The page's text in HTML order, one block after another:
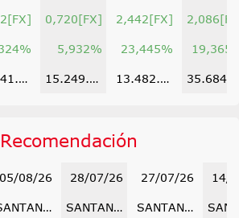
22.241.083
0,720[FX]
5,932%
15.249.344
2,442[FX]
23,445%
13.482.715
05/08/26
SANTANDER
28/07/26
SANTANDER
27/07/26
SANTANDER
14/